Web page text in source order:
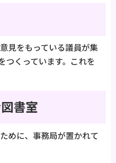
見をもっている議員が集
つくっています。これを
書室
めに、事務局が置かれて